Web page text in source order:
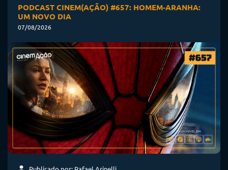
PODCAST CINEM(AÇÃO) #657: HOMEM-ARANHA:
UM NOVO DIA
07/08/2026